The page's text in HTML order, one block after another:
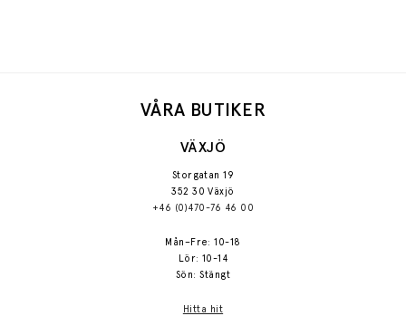
VÅRA BUTIKER
VÄXJÖ
Storgatan 19
352 30 Växjö
+46 (0)470-76 46 00
Mån–Fre: 10-18
Lör: 10-14
Sön: Stängt
Hitta hit